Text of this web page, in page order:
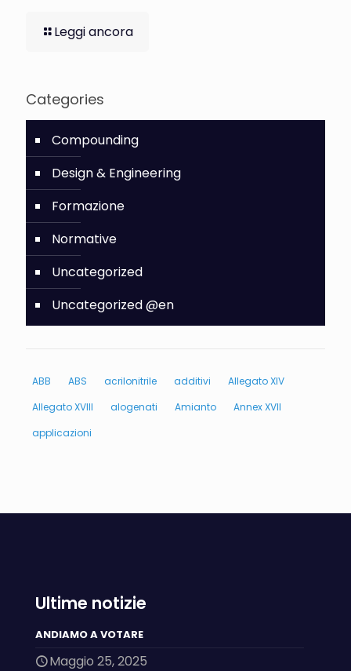
Leggi ancora
Categories
Compounding
Design & Engineering
Formazione
Normative
Uncategorized
Uncategorized @en
ABB ABS acrilonitrile additivi
Allegato XIV
Allegato XVIII
alogenati Amianto
Annex XVII
applicazioni
Ultime notizie
ANDIAMO A VOTARE
Maggio 25, 2025